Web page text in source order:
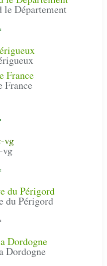
le Département
France
vg
du Périgord
Dordogne